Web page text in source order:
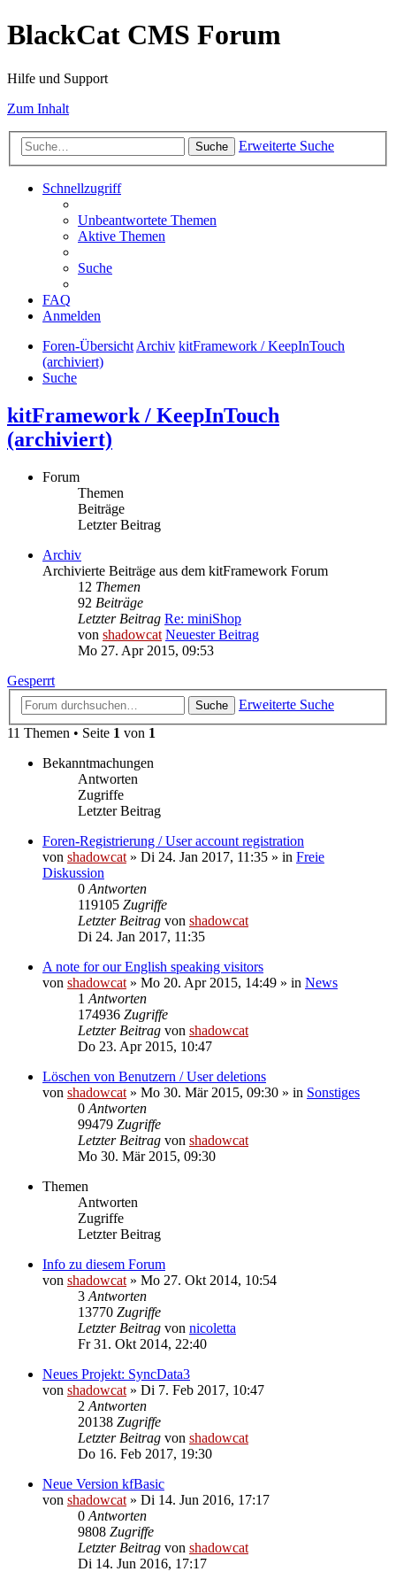
BlackCat CMS Forum
Hilfe und Support
Zum Inhalt
Suche Erweiterte Suche
Schnellzugriff
Unbeantwortete Themen
Aktive Themen
Suche
FAQ
Anmelden
Foren-ÜbersichtArchiv kitFramework / KeepInTouch
(archiviert)
Suche
kitFramework / KeepInTouch
(archiviert)
Forum
Themen
Beiträge
Letzter Beitrag
Archiv
Archivierte Beiträge aus dem kitFramework Forum
12 Themen
92 Beiträge
Letzter Beitrag Re: miniShop
von shadowcat Neuester Beitrag
Mo 27. Apr 2015, 09:53
Gesperrt
Suche
Erweiterte Suche
11 Themen • Seite 1 von 1
Bekanntmachungen
Antworten
Zugriffe
Letzter Beitrag
Foren-Registrierung / User account registration
von shadowcat » Di 24. Jan 2017, 11:35 » in Freie
Diskussion
0 Antworten
119105 Zugriffe
Letzter Beitrag von shadowcat
Di 24. Jan 2017, 11:35
A note for our English speaking visitors
von shadowcat » Mo 20. Apr 2015, 14:49 » in News
1 Antworten
174936 Zugriffe
Letzter Beitrag von shadowcat
Do 23. Apr 2015, 10:47
Löschen von Benutzern / User deletions
von shadowcat » Mo 30. Mär 2015, 09:30 » in Sonstiges
0 Antworten
99479 Zugriffe
Letzter Beitrag von shadowcat
Mo 30. Mär 2015, 09:30
Themen
Antworten
Zugriffe
Letzter Beitrag
Info zu diesem Forum
von shadowcat » Mo 27. Okt 2014, 10:54
3 Antworten
13770 Zugriffe
Letzter Beitrag von nicoletta
Fr 31. Okt 2014, 22:40
Neues Projekt: SyncData3
von shadowcat » Di 7. Feb 2017, 10:47
2 Antworten
20138 Zugriffe
Letzter Beitrag von shadowcat
Do 16. Feb 2017, 19:30
Neue Version kfBasic
von shadowcat » Di 14. Jun 2016, 17:17
0 Antworten
9808 Zugriffe
Letzter Beitrag von shadowcat
Di 14. Jun 2016, 17:17